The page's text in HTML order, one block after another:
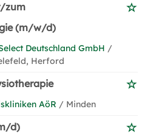
zum
(m/w/d)
Deutschland GmbH /
Herford
AöR / Minden
d)